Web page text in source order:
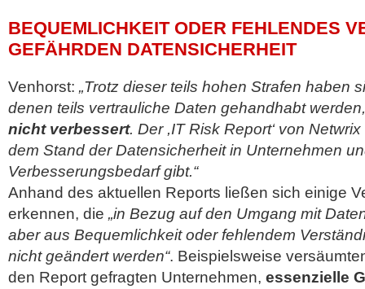
BEQUEMLICHKEIT ODER FEHLENDES
GEFÄHRDEN DATENSICHERHEIT
Venhorst: „Trotz dieser teils hohen Strafen haben
denen teils vertrauliche Daten gehandhabt
nicht verbessert. Der ,IT Risk Report‘ von
dem Stand der Datensicherheit in Unternehmen
Verbesserungsbedarf gibt.“
Anhand des aktuellen Reports ließen sich einige
erkennen, die „in Bezug auf den Umgang mit
aber aus Bequemlichkeit oder fehlendem
nicht geändert werden“. Beispielsweise
den Report gefragten Unternehmen, essenzielle